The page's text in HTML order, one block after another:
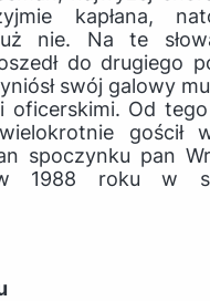
kapłana,
nie. Na te
do drugiego
swój galowy
oficerskimi. Od
gościł
spoczynku pan
w 1988 roku w